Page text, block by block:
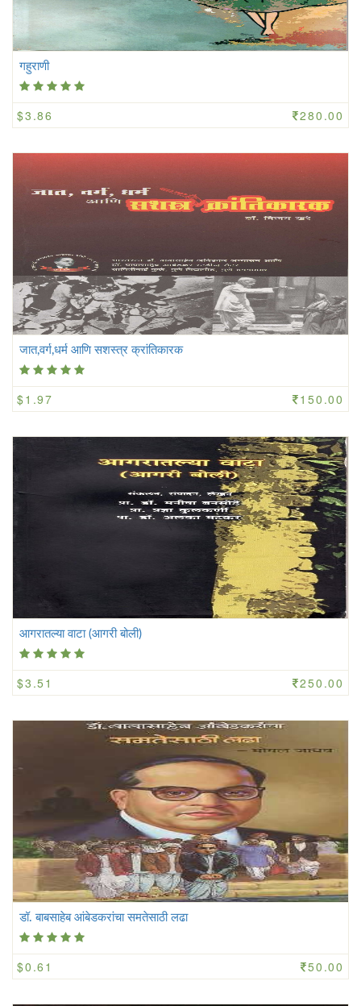
गहुराणी
$3.86 280.00
जात,वर्ग,धर्म आणि सशस्त्र क्रांतिकारक
$1.97 150.00
आगरातल्या वाटा (आगरी बोली)
$3.51 250.00
डॉ. बाबसाहेब आंबेडकरांचा समतेसाठी लढा
$0.61 50.00